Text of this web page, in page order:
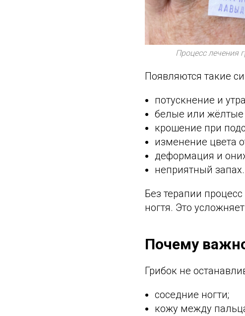
Процесс лечения
Появляются такие
потускнение и
белые или жёлтые
крошение при
изменение цвета
деформация и
неприятный запах.
Без терапии
ногтя. Это
Почему
Грибок не
соседние ногти;
кожу между